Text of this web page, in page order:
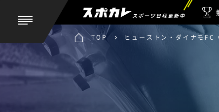
スポーツ日程更新中
TOP ヒューストン・ダイナモ